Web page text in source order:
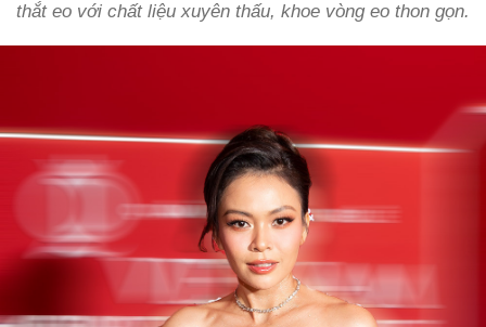
thắt eo với chất liệu xuyên thấu, khoe vòng eo thon gọn.